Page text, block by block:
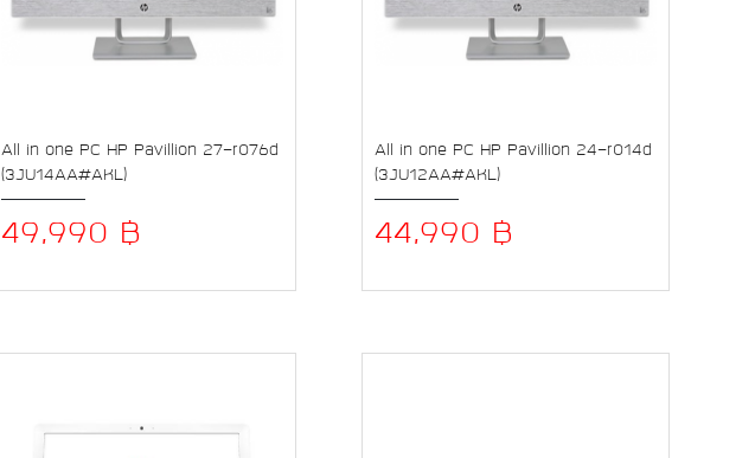
All in one PC HP Pavillion 27-r076d
(3JU14AA#AKL)
49,990 ฿
All in one PC HP Pavillion 24-r014d
(3JU12AA#AKL)
44,990 ฿